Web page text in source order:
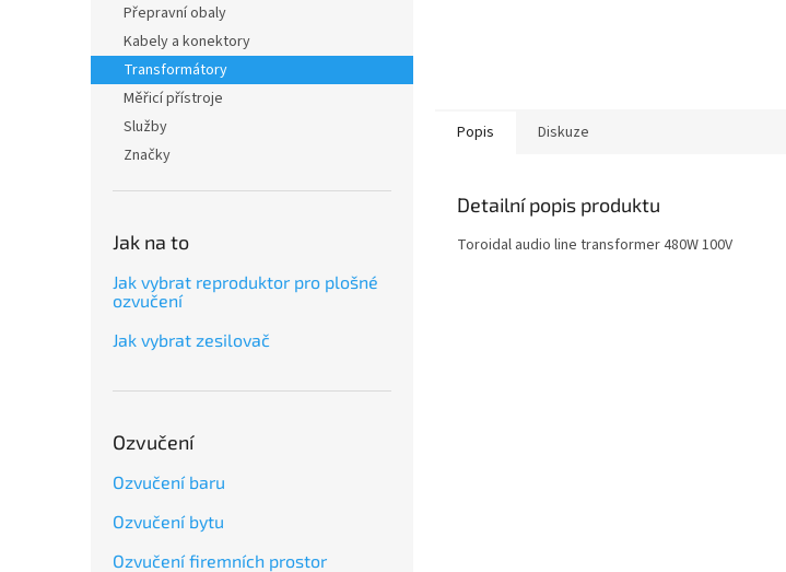
Přepravní obaly
Kabely a konektory
Transformátory
Měřicí přístroje
Služby
Značky
Jak na to
Jak vybrat reproduktor pro plošné
ozvučení
Jak vybrat zesilovač
Ozvučení
Ozvučení baru
Ozvučení bytu
Ozvučení firemních prostor
Popis Diskuze
Detailní popis produktu
Toroidal audio line transformer 480W 100V